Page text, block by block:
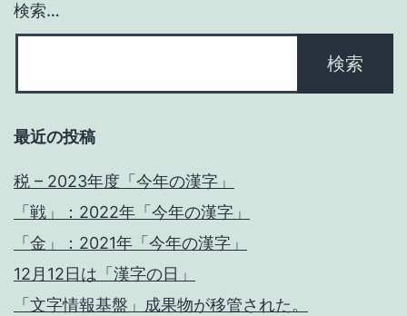
検索…
最近の投稿
税 – 2023年度「今年の漢字」
「戦」：2022年「今年の漢字」
「金」：2021年「今年の漢字」
12月12日は「漢字の日」
「文字情報基盤」成果物が移管された。